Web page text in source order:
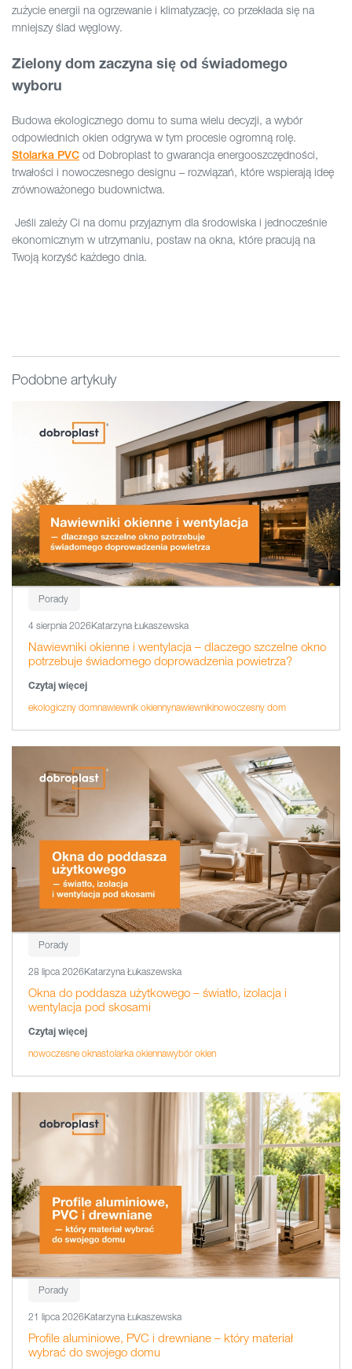
zużycie energii na ogrzewanie i klimatyzację, co przekłada się na
mniejszy ślad węglowy.
Zielony dom zaczyna się od świadomego
wyboru
Budowa ekologicznego domu to suma wielu decyzji, a wybór
odpowiednich okien odgrywa w tym procesie ogromną rolę.
Stolarka PVC od Dobroplast to gwarancja energooszczędności,
trwałości i nowoczesnego designu – rozwiązań, które wspierają ideę
zrównoważonego budownictwa.
Jeśli zależy Ci na domu przyjaznym dla środowiska i jednocześnie
ekonomicznym w utrzymaniu, postaw na okna, które pracują na
Twoją korzyść każdego dnia.
Podobne artykuły
Porady
4 sierpnia 2026Katarzyna Łukaszewska
Nawiewniki okienne i wentylacja – dlaczego szczelne okno
potrzebuje świadomego doprowadzenia powietrza?
Czytaj więcej
ekologiczny domnawiewnik okiennynawiewnikinowoczesny dom
Porady
28 lipca 2026Katarzyna Łukaszewska
Okna do poddasza użytkowego – światło, izolacja i
wentylacja pod skosami
Czytaj więcej
nowoczesne oknastolarka okiennawybór okien
Porady
21 lipca 2026Katarzyna Łukaszewska
Profile aluminiowe, PVC i drewniane – który materiał
wybrać do swojego domu